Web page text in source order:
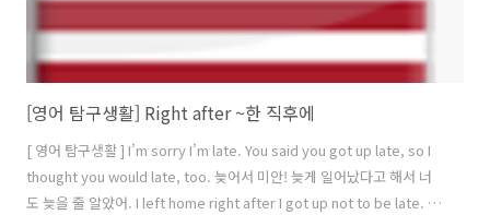
[영어 탐구생활] Right after ~한 직후에
[ 영어 탐구생활 ] I’m sorry I’m late. You said you got up late, so I
thought you would late, too. 늦어서 미안! 늦게 일어났다고 해서 너
도 늦을 줄 알았어. I left home right after I got up not to be late. 늦